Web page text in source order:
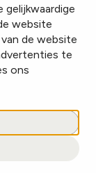
gelijkwaardige
website
de website
te
ons